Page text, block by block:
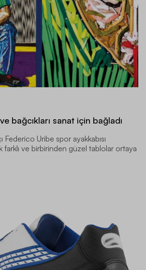
bağcıkları sanat için bağladı
Federico Uribe spor ayakkabısı
farklı ve birbirinden güzel tablolar ortaya